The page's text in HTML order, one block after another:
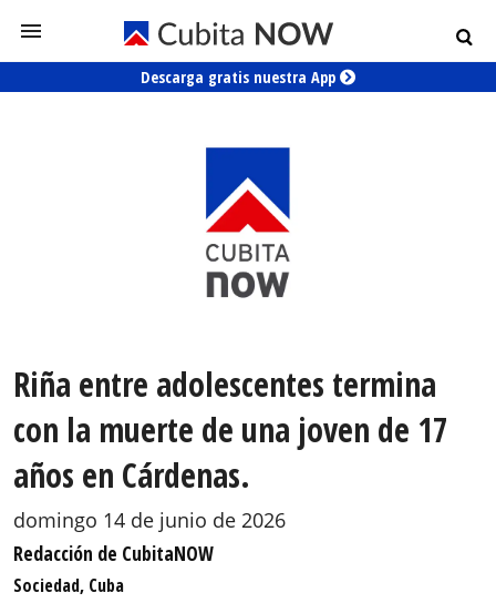
Descarga gratis nuestra App
Riña entre adolescentes termina
con la muerte de una joven de 17
años en Cárdenas.
domingo 14 de junio de 2026
Redacción de CubitaNOW
Sociedad, Cuba